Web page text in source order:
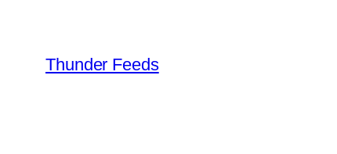
Thunder Feeds